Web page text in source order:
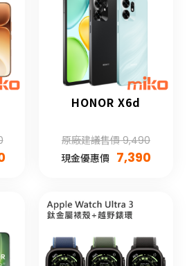
HONOR X6d
原廠建議售價 9,490
現金優惠價 7,390